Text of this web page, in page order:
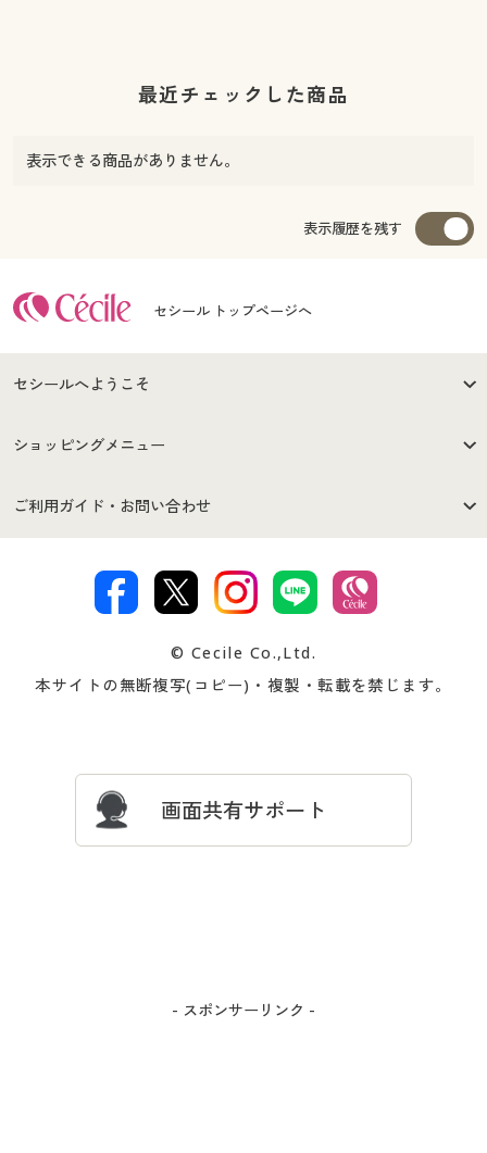
最近チェックした商品
表示できる商品がありません。
表示履歴を残す
セシール トップページへ
セシールへようこそ
はじめての方へ
セシールご利用規約
著作権・商標について 会社案内
ショッピングメニュー
商品カテゴリ
プレゼント＆キャンペーン サイトマップ
ご利用ガイド・お問い合わせ
交換・返品は お支払は
ついて
忘れの場合
© Cecile Co.,Ltd.
本サイトの無断複写(コピー)・複製・転載を禁じます。
画面共有サポート
- スポンサーリンク -